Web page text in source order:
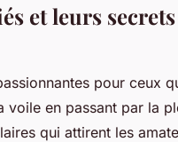
et leurs
pour ceux
voile en passant par la
qui attirent les